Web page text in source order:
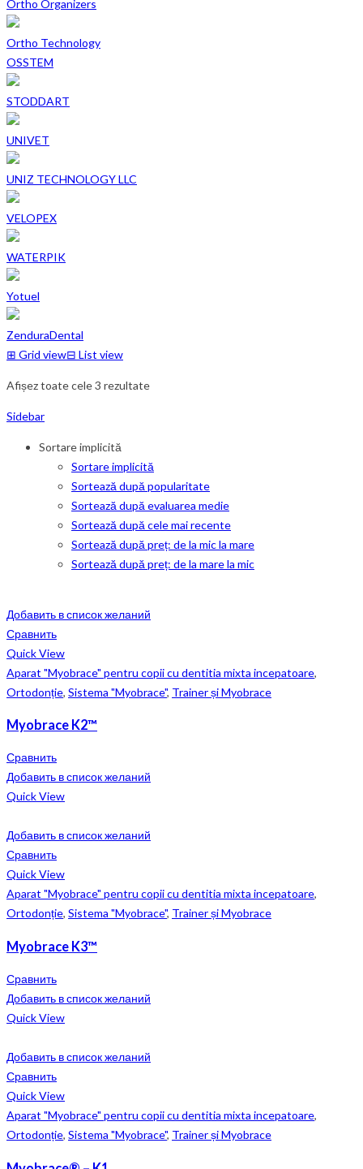
Ortho Organizers
Ortho Technology
OSSTEM
STODDART
UNIVET
UNIZ TECHNOLOGY LLC
VELOPEX
WATERPIK
Yotuel
ZenduraDental
⊞ Grid view⊟ List view
Afișez toate cele 3 rezultate
Sidebar
Sortare implicită
Sortare implicită
Sortează după popularitate
Sortează după evaluarea medie
Sortează după cele mai recente
Sortează după preț: de la mic la mare
Sortează după preț: de la mare la mic
Добавить в список желаний
Сравнить
Quick View
Aparat "Myobrace" pentru copii cu dentitia mixta incepatoare,
Ortodonție, Sistema "Myobrace", Trainer și Myobrace
Myobrace K2™
Сравнить
Добавить в список желаний
Quick View
Добавить в список желаний
Сравнить
Quick View
Aparat "Myobrace" pentru copii cu dentitia mixta incepatoare,
Ortodonție, Sistema "Myobrace", Trainer și Myobrace
Myobrace K3™
Сравнить
Добавить в список желаний
Quick View
Добавить в список желаний
Сравнить
Quick View
Aparat "Myobrace" pentru copii cu dentitia mixta incepatoare,
Ortodonție, Sistema "Myobrace", Trainer și Myobrace